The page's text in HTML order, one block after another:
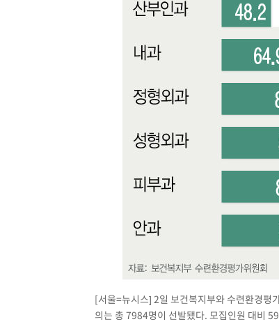
[서울=뉴시스] 2일 보건복지부와 수련환경평
의는 총 7984명이 선발됐다. 모집인원 대비